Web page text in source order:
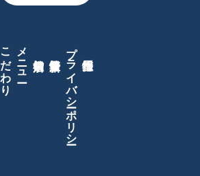
こだわりメニュー プライバシーポリシー